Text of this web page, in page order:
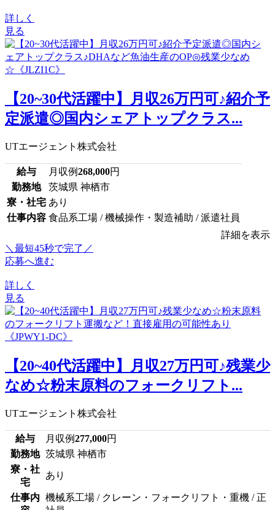
詳しく
見る
【20~30代活躍中】月収26万円可♪紹介予
定派遣◎国内シェアトップクラス...
UTエージェント株式会社
給与 月収例268,000円
勤務地
茨城県 神栖市
寮・社宅 あり
仕事内容 食品系工場 / 機械操作・製造補助 / 派遣社員
詳細を表示
＼最短45秒で完了／
応募へ進む
詳しく
見る
【20~40代活躍中】月収27万円可♪残業少
なめ☆粉末原料のフォークリフト...
UTエージェント株式会社
給与 月収例277,000円
勤務地 茨城県 神栖市
寮・社
宅
あり
仕事内 機械系工場 / クレーン・フォークリフト・重機 / 正